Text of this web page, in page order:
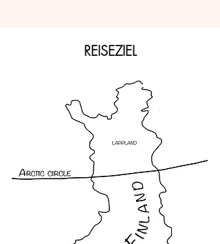
REISEZIEL